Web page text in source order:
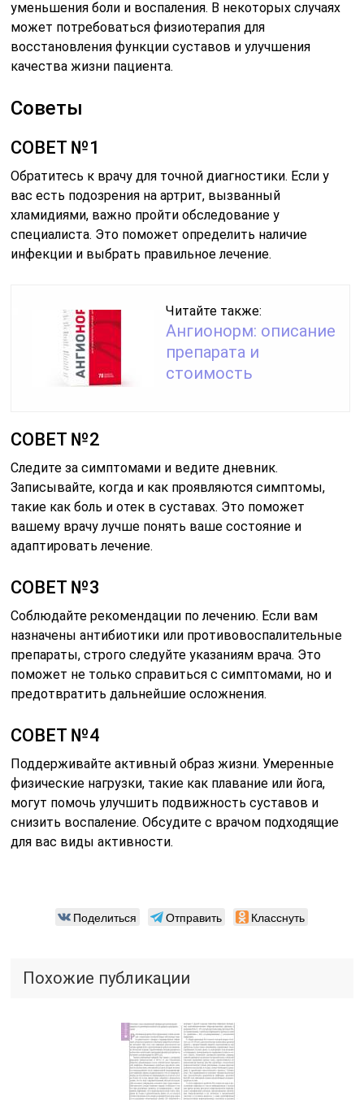
уменьшения боли и воспаления. В некоторых случаях
может потребоваться физиотерапия для
восстановления функции суставов и улучшения
качества жизни пациента.
Советы
СОВЕТ №1
Обратитесь к врачу для точной диагностики. Если у
вас есть подозрения на артрит, вызванный
хламидиями, важно пройти обследование у
специалиста. Это поможет определить наличие
инфекции и выбрать правильное лечение.
Читайте также:
Ангионорм: описание
препарата и
стоимость
СОВЕТ №2
Следите за симптомами и ведите дневник.
Записывайте, когда и как проявляются симптомы,
такие как боль и отек в суставах. Это поможет
вашему врачу лучше понять ваше состояние и
адаптировать лечение.
СОВЕТ №3
Соблюдайте рекомендации по лечению. Если вам
назначены антибиотики или противовоспалительные
препараты, строго следуйте указаниям врача. Это
поможет не только справиться с симптомами, но и
предотвратить дальнейшие осложнения.
СОВЕТ №4
Поддерживайте активный образ жизни. Умеренные
физические нагрузки, такие как плавание или йога,
могут помочь улучшить подвижность суставов и
снизить воспаление. Обсудите с врачом подходящие
для вас виды активности.
Поделиться Отправить Класснуть
Похожие публикации